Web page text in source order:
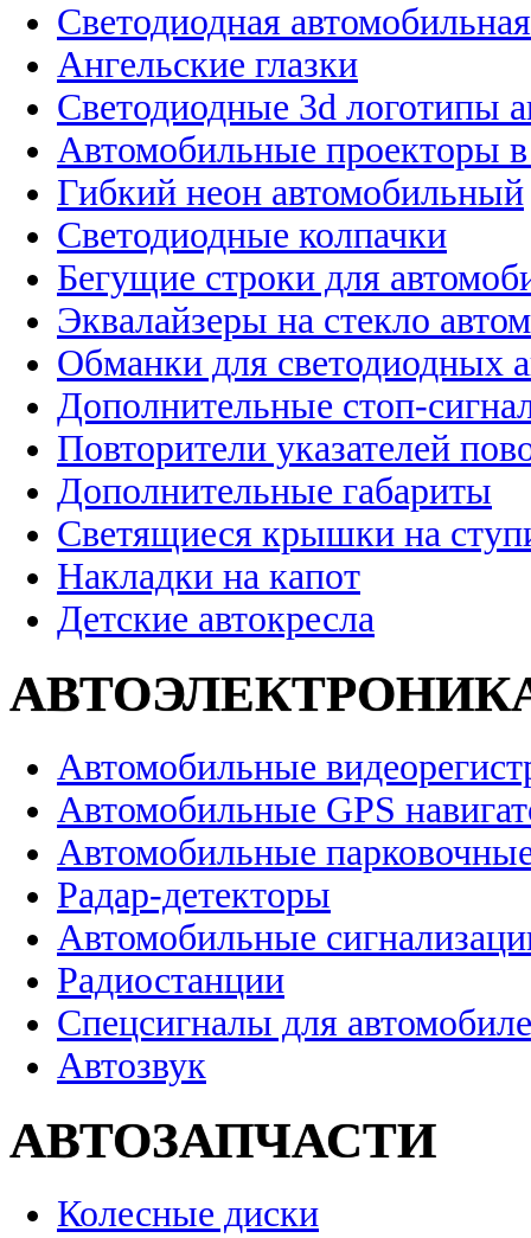
Светодиодная
Ангельские глазки
Светодиодные 3d логотипы
Автомобильные проекторы
Гибкий неон автомобильный
Светодиодные колпачки
Бегущие строки для
Эквалайзеры на стекло
Обманки для светодиодных
Дополнительные стоп-
Повторители указателей
Дополнительные габариты
Светящиеся крышки на
Накладки на капот
Детские автокресла
Автомобильные
Автомобильные GPS
Автомобильные
Радар-детекторы
Автомобильные
Радиостанции
Спецсигналы для
Автозвук
АВТОЗАПЧАСТИ
Колесные диски